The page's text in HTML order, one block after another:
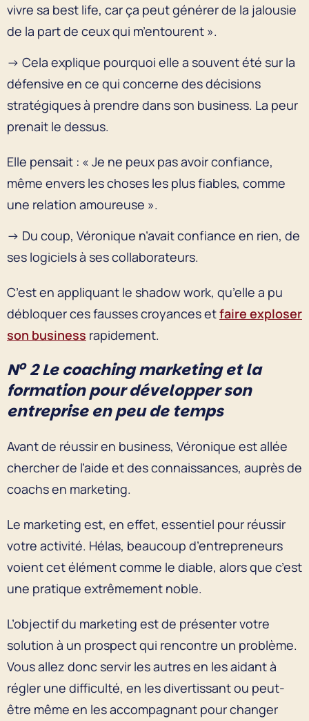
vivre sa best life, car ça peut générer de la jalousie
de la part de ceux qui m’entourent ».
→ Cela explique pourquoi elle a souvent été sur la
défensive en ce qui concerne des décisions
stratégiques à prendre dans son business. La peur
prenait le dessus.
Elle pensait : « Je ne peux pas avoir confiance,
même envers les choses les plus fiables, comme
une relation amoureuse ».
→ Du coup, Véronique n’avait confiance en rien, de
ses logiciels à ses collaborateurs.
C’est en appliquant le shadow work, qu’elle a pu
débloquer ces fausses croyances etfaire exploser
son business rapidement.
No2 Le coaching marketing et la
formation pour développer son
entreprise en peu de temps
Avant de réussir en business, Véronique est allée
chercher de l’aide et des connaissances, auprès de
coachs en marketing.
Le marketing est, en effet, essentiel pour réussir
votre activité. Hélas, beaucoup d’entrepreneurs
voient cet élément comme le diable, alors que c’est
une pratique extrêmement noble.
L’objectif du marketing est de présenter votre
solution à un prospect qui rencontre un problème.
Vous allez donc servir les autres en les aidant à
régler une difficulté, en les divertissant ou peut-
être même en les accompagnant pour changer